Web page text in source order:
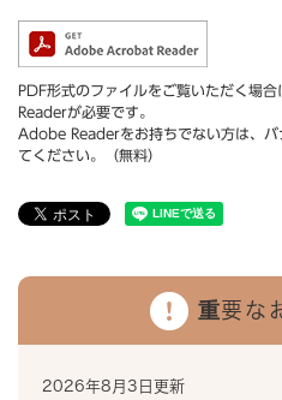
PDF形式のファイルをご覧いただく場
Readerが必要です。
Adobe Readerをお持ちでない方は、バ
てください。（無料）
重要な
2026年8月3日更新